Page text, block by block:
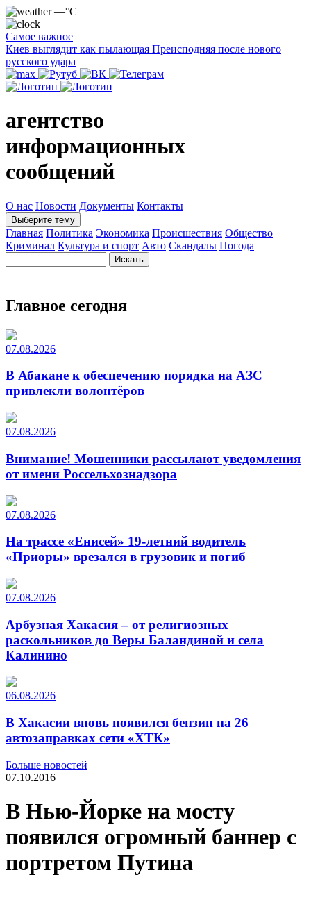
—°C
Самое важное
Киев выглядит как пылающая Преисподняя после нового
русского удара
агентство
информационных
сообщений
О нас Новости Документы Контакты
Выберите тему
Главная Политика Экономика Происшествия Общество
Криминал Культура и спорт Авто Скандалы Погода
Главное сегодня
07.08.2026
В Абакане к обеспечению порядка на АЗС
привлекли волонтёров
07.08.2026
Внимание! Мошенники рассылают уведомления
от имени Россельхознадзора
07.08.2026
На трассе «Енисей» 19-летний водитель
«Приоры» врезался в грузовик и погиб
07.08.2026
Арбузная Хакасия – от религиозных
раскольников до Веры Баландиной и села
Калинино
06.08.2026
В Хакасии вновь появился бензин на 26
автозаправках сети «ХТК»
Больше новостей
07.10.2016
В Нью-Йорке на мосту
появился огромный баннер с
портретом Путина